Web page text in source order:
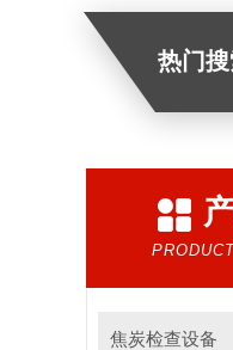
热门搜
焦炭检查设备